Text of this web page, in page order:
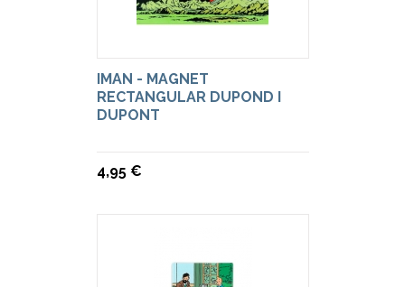
IMAN - MAGNET
RECTANGULAR DUPOND I
DUPONT
4,95 €